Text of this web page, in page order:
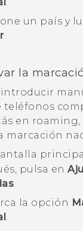
un país y
.
la
introducir
teléfonos
en
marcación
principal
pulsa en
.
la opción
.